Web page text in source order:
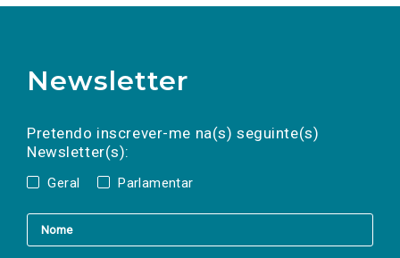
Newsletter
Pretendo inscrever-me na(s) seguinte(s)
Newsletter(s):
Geral Parlamentar
a(s) newsletter(s).
mail